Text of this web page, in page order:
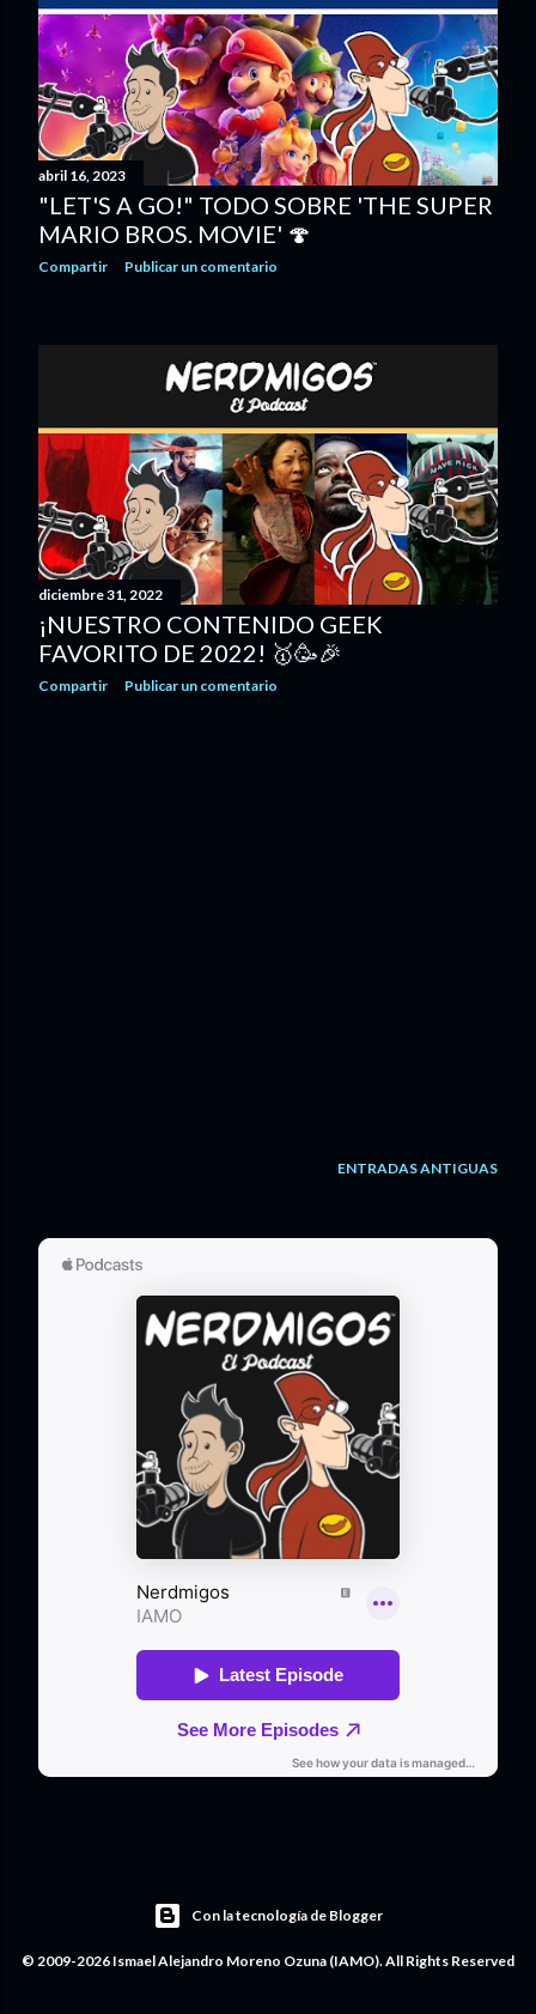
abril 16, 2023
"LET'S A GO!" TODO SOBRE 'THE SUPER
MARIO BROS. MOVIE' 🍄
Compartir Publicar un comentario
diciembre 31, 2022
¡NUESTRO CONTENIDO GEEK
FAVORITO DE 2022! 🥇🥳🎉
Compartir Publicar un comentario
ENTRADAS ANTIGUAS
Con la tecnología de Blogger
© 2009-2026 Ismael Alejandro Moreno Ozuna (IAMO). All Rights Reserved